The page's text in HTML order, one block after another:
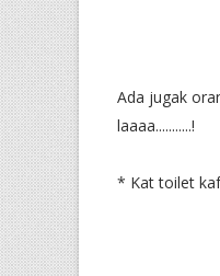
Ada jugak
laaaa...........!
* Kat toilet